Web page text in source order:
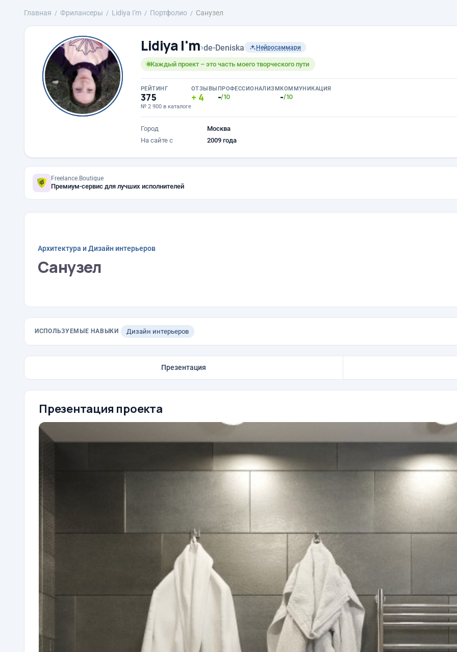
Главная Фрилансеры Lidiya I'm Портфолио Санузел
Lidiya I'm›de-Deniska Нейросаммари
Каждый проект – это часть моего творческого пути
РЕЙТИНГ
375
№ 2 900 в каталоге
ОТЗЫВЫ
4
ПРОФЕССИОНАЛИЗМ
-/10
КОММУНИКАЦИЯ
-/10
Город
Москва
На сайте с
2009 года
Freelance.Boutique
Премиум-сервис для лучших исполнителей
Архитектура и Дизайн интерьеров
Санузел
ИСПОЛЬЗУЕМЫЕ НАВЫКИ Дизайн интерьеров
Презентация
Презентация проекта